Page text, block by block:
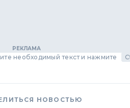
необходимый текст и нажмите
НОВОСТЬЮ